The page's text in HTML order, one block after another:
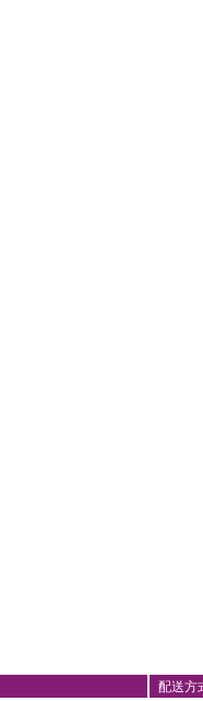
配送方